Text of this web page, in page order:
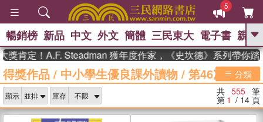
5
GO
熱搜： 東野圭吾 、 高希均教授回憶錄
、 The Odyssey 、 父親節 、 如果歷
國際布克
獎 臺灣漫遊錄 、 方念華 、 台灣的李
暢銷榜 新品 中文 外文 簡體 三民東大 電子書 親子
A.F. Steadman 獲年度作家，《史坎德》系列帶你踏上熱血
得獎作品 / 中小學生優良課外讀物 / 第46次 分類
顯示 庫存 共 555 筆
第 1 / 14 頁